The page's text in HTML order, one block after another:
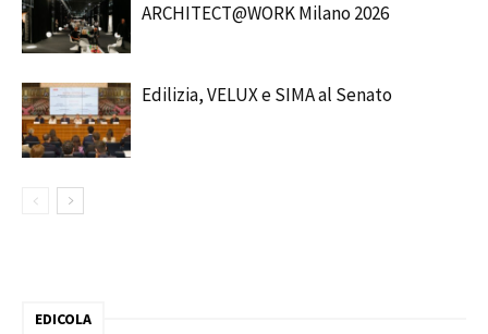
ARCHITECT@WORK Milano 2026
Edilizia, VELUX e SIMA al Senato
EDICOLA